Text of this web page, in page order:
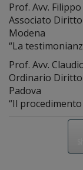
Prof. Avv.
Associato
Modena
“La
Prof. Avv.
Ordinario Diritto
Padova
“Il